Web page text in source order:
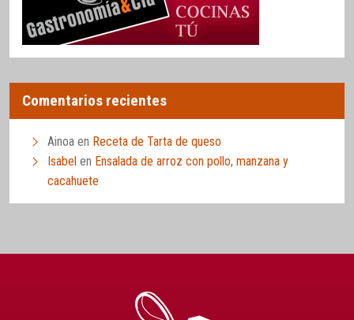
Comentarios recientes
Ainoa en Receta de Tarta de queso
Isabel en Ensalada de arroz con pollo, manzana y
cacahuete